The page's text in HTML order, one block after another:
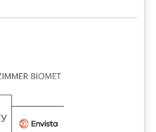
nécessite une attribution sous CC